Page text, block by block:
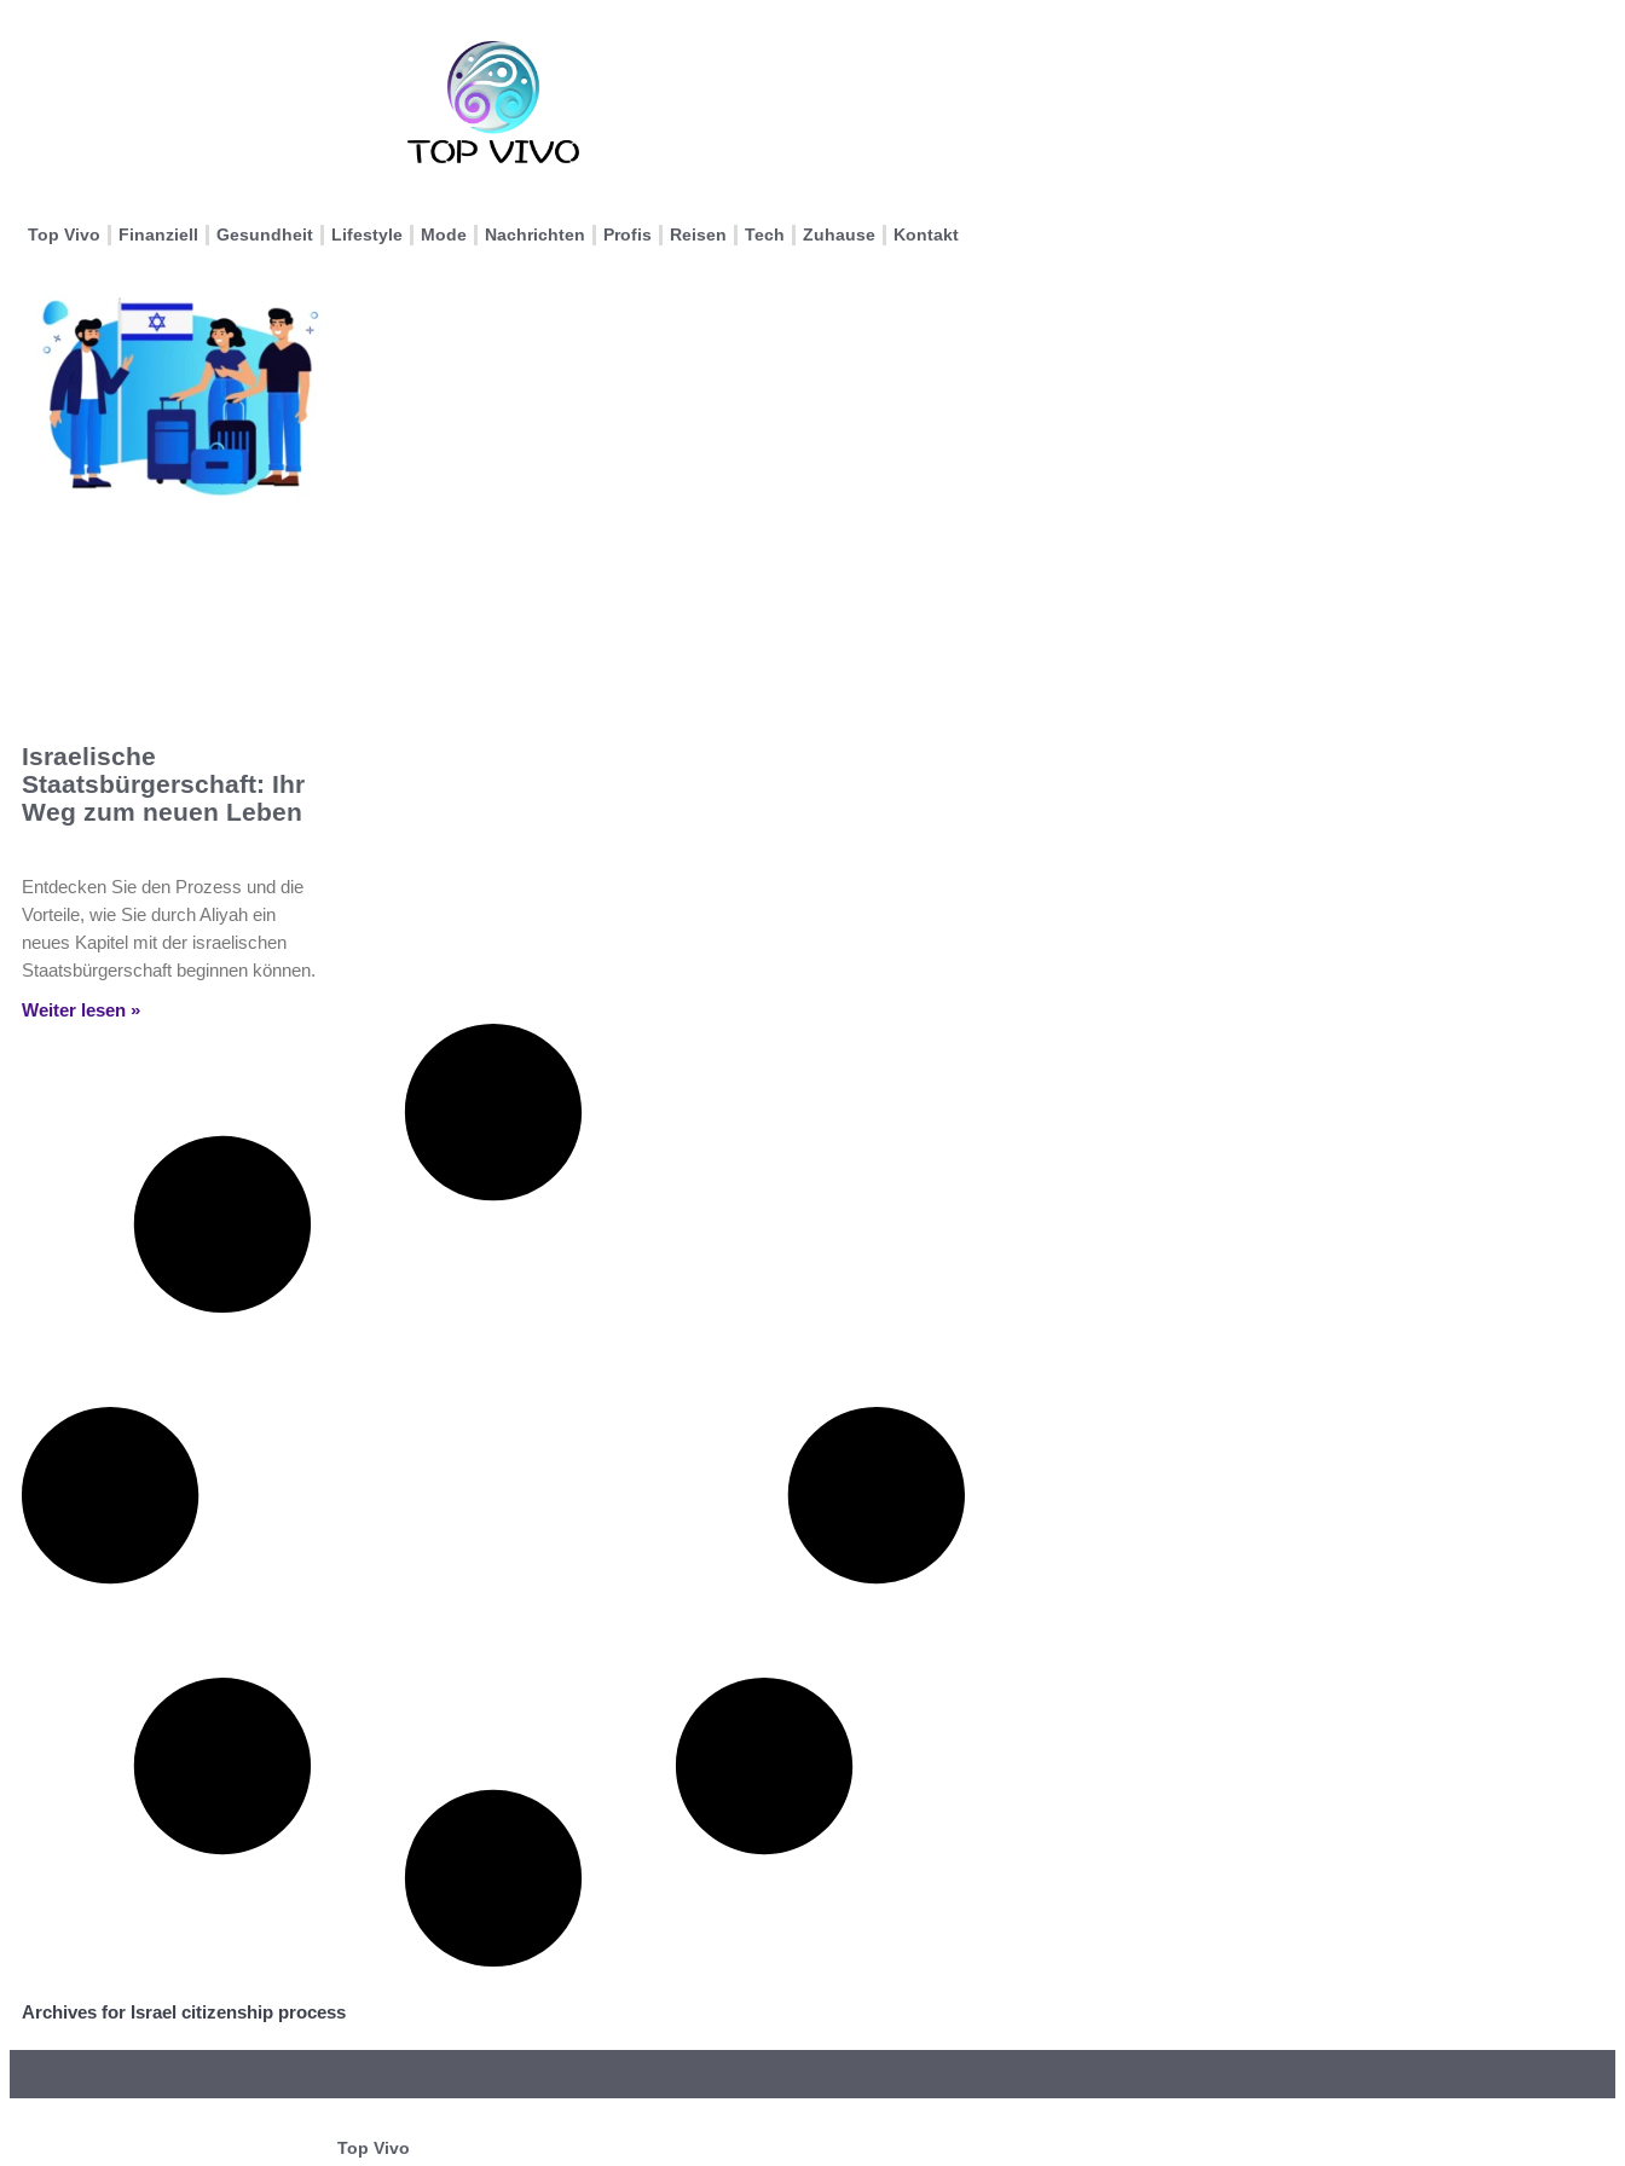
Top Vivo Finanziell Gesundheit Lifestyle Mode Nachrichten Profis Reisen Tech Zuhause Kontakt
Israelische
Staatsbürgerschaft: Ihr
Weg zum neuen Leben
Entdecken Sie den Prozess und die
Vorteile, wie Sie durch Aliyah ein
neues Kapitel mit der israelischen
Staatsbürgerschaft beginnen können.
Weiter lesen »
Archives for Israel citizenship process
Top Vivo